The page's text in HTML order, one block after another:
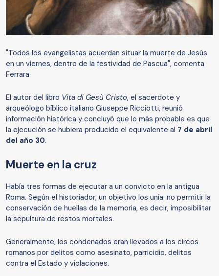
"Todos los evangelistas acuerdan situar la muerte de Jesús
en un viernes, dentro de la festividad de Pascua", comenta
Ferrara.
El autor del libro Vita di Gesù Cristo, el sacerdote y
arqueólogo bíblico italiano Giuseppe Ricciotti, reunió
información histórica y concluyó que lo más probable es que
la ejecución se hubiera producido el equivalente al 7 de abril
del año 30.
Muerte en la cruz
Había tres formas de ejecutar a un convicto en la antigua
Roma. Según el historiador, un objetivo los unía: no permitir la
conservación de huellas de la memoria, es decir, imposibilitar
la sepultura de restos mortales.
Generalmente, los condenados eran llevados a los circos
romanos por delitos como asesinato, parricidio, delitos
contra el Estado y violaciones.